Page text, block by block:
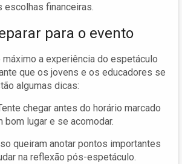
escolhas financeiras.
para o evento
máximo a experiência do espetáculo
que os jovens e os educadores se
algumas dicas:
chegar antes do horário marcado
bom lugar e se acomodar.
queiram anotar pontos importantes
na reflexão pós-espetáculo.